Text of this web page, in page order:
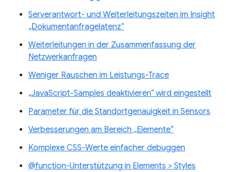
Serverantwort- und Weiterleitungszeiten im Insight
„Dokumentanfragelatenz“
Weiterleitungen in der Zusammenfassung der
Netzwerkanfragen
Weniger Rauschen im Leistungs-Trace
„JavaScript-Samples deaktivieren“ wird eingestellt
Parameter für die Standortgenauigkeit in Sensors
Verbesserungen am Bereich „Elemente“
Komplexe CSS-Werte einfacher debuggen
@function-Unterstützung in Elements > Styles